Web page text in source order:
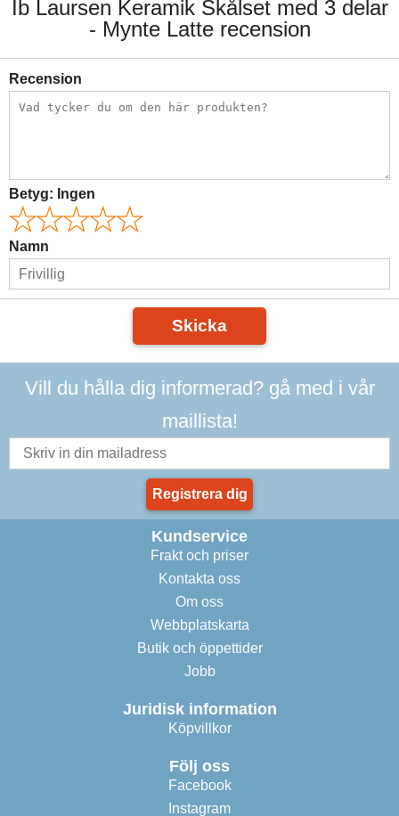
Ib Laursen Keramik Skålset med 3 delar
- Mynte Latte recension
Recension
Betyg: Ingen
Namn
Skicka
Vill du hålla dig informerad? gå med i vår
maillista!
Registrera dig
Kundservice
Frakt och priser
Kontakta oss
Om oss
Webbplatskarta
Butik och öppettider
Jobb
Juridisk information
Köpvillkor
Följ oss
Facebook
Instagram